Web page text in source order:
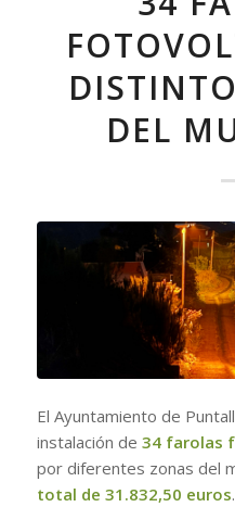
DEL
El Ayuntamiento de
instalación de 34 farolas
por diferentes zonas del
total de 31.832,50 euros